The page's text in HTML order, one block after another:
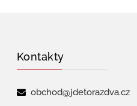
Kontakty
obchod@jdetorazdva.cz